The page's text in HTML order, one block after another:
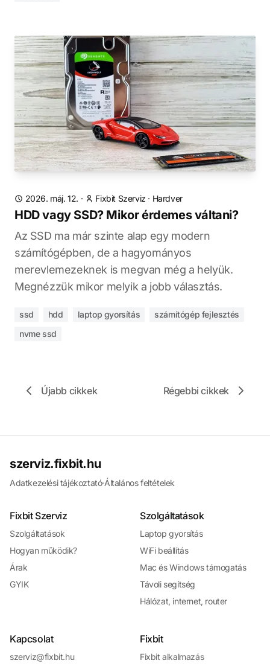
2026. máj. 12. · Fixbit Szerviz · Hardver
HDD vagy SSD? Mikor érdemes váltani?
Az SSD ma már szinte alap egy modern
számítógépben, de a hagyományos
merevlemezeknek is megvan még a helyük.
Megnézzük mikor melyik a jobb választás.
ssd hdd laptop gyorsítás
számítógép fejlesztés
nvme ssd
Újabb cikkek Régebbi cikkek
szerviz.fixbit.hu
Adatkezelési tájékoztató·Általános feltételek
Fixbit Szerviz
Szolgáltatások
Hogyan működik?
Árak
GYIK
Szolgáltatások
Laptop gyorsítás
WiFi beállítás
Mac és Windows támogatás
Távoli segítség
Hálózat, internet, router
Kapcsolat
szerviz@fixbit.hu
Fixbit
Fixbit alkalmazás